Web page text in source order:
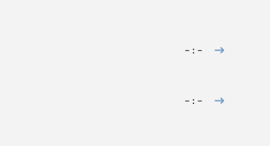
– : –
– : –